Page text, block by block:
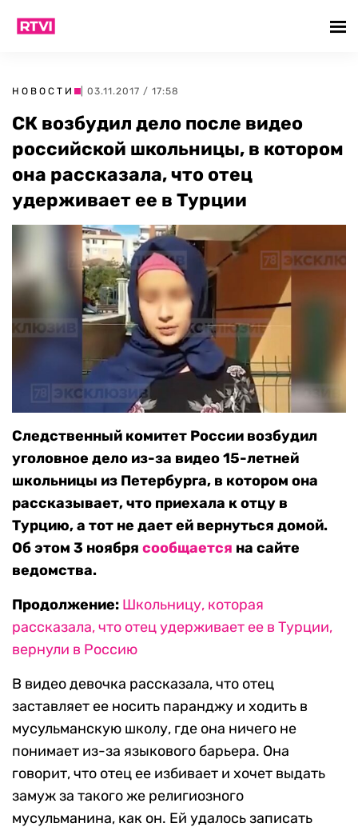
НОВОСТИ | 03.11.2017 / 17:58
СК возбудил дело после видео
российской школьницы, в котором
она рассказала, что отец
удерживает ее в Турции
Следственный комитет России возбудил
уголовное дело из-за видео 15-летней
школьницы из Петербурга, в котором она
рассказывает, что приехала к отцу в
Турцию, а тот не дает ей вернуться домой.
Об этом 3 ноября сообщается на сайте
ведомства.
Продолжение: Школьницу, которая
рассказала, что отец удерживает ее в Турции,
вернули в Россию
В видео девочка рассказала, что отец
заставляет ее носить паранджу и ходить в
мусульманскую школу, где она ничего не
понимает из-за языкового барьера. Она
говорит, что отец ее избивает и хочет выдать
замуж за такого же религиозного
мусульманина, как он. Ей удалось записать